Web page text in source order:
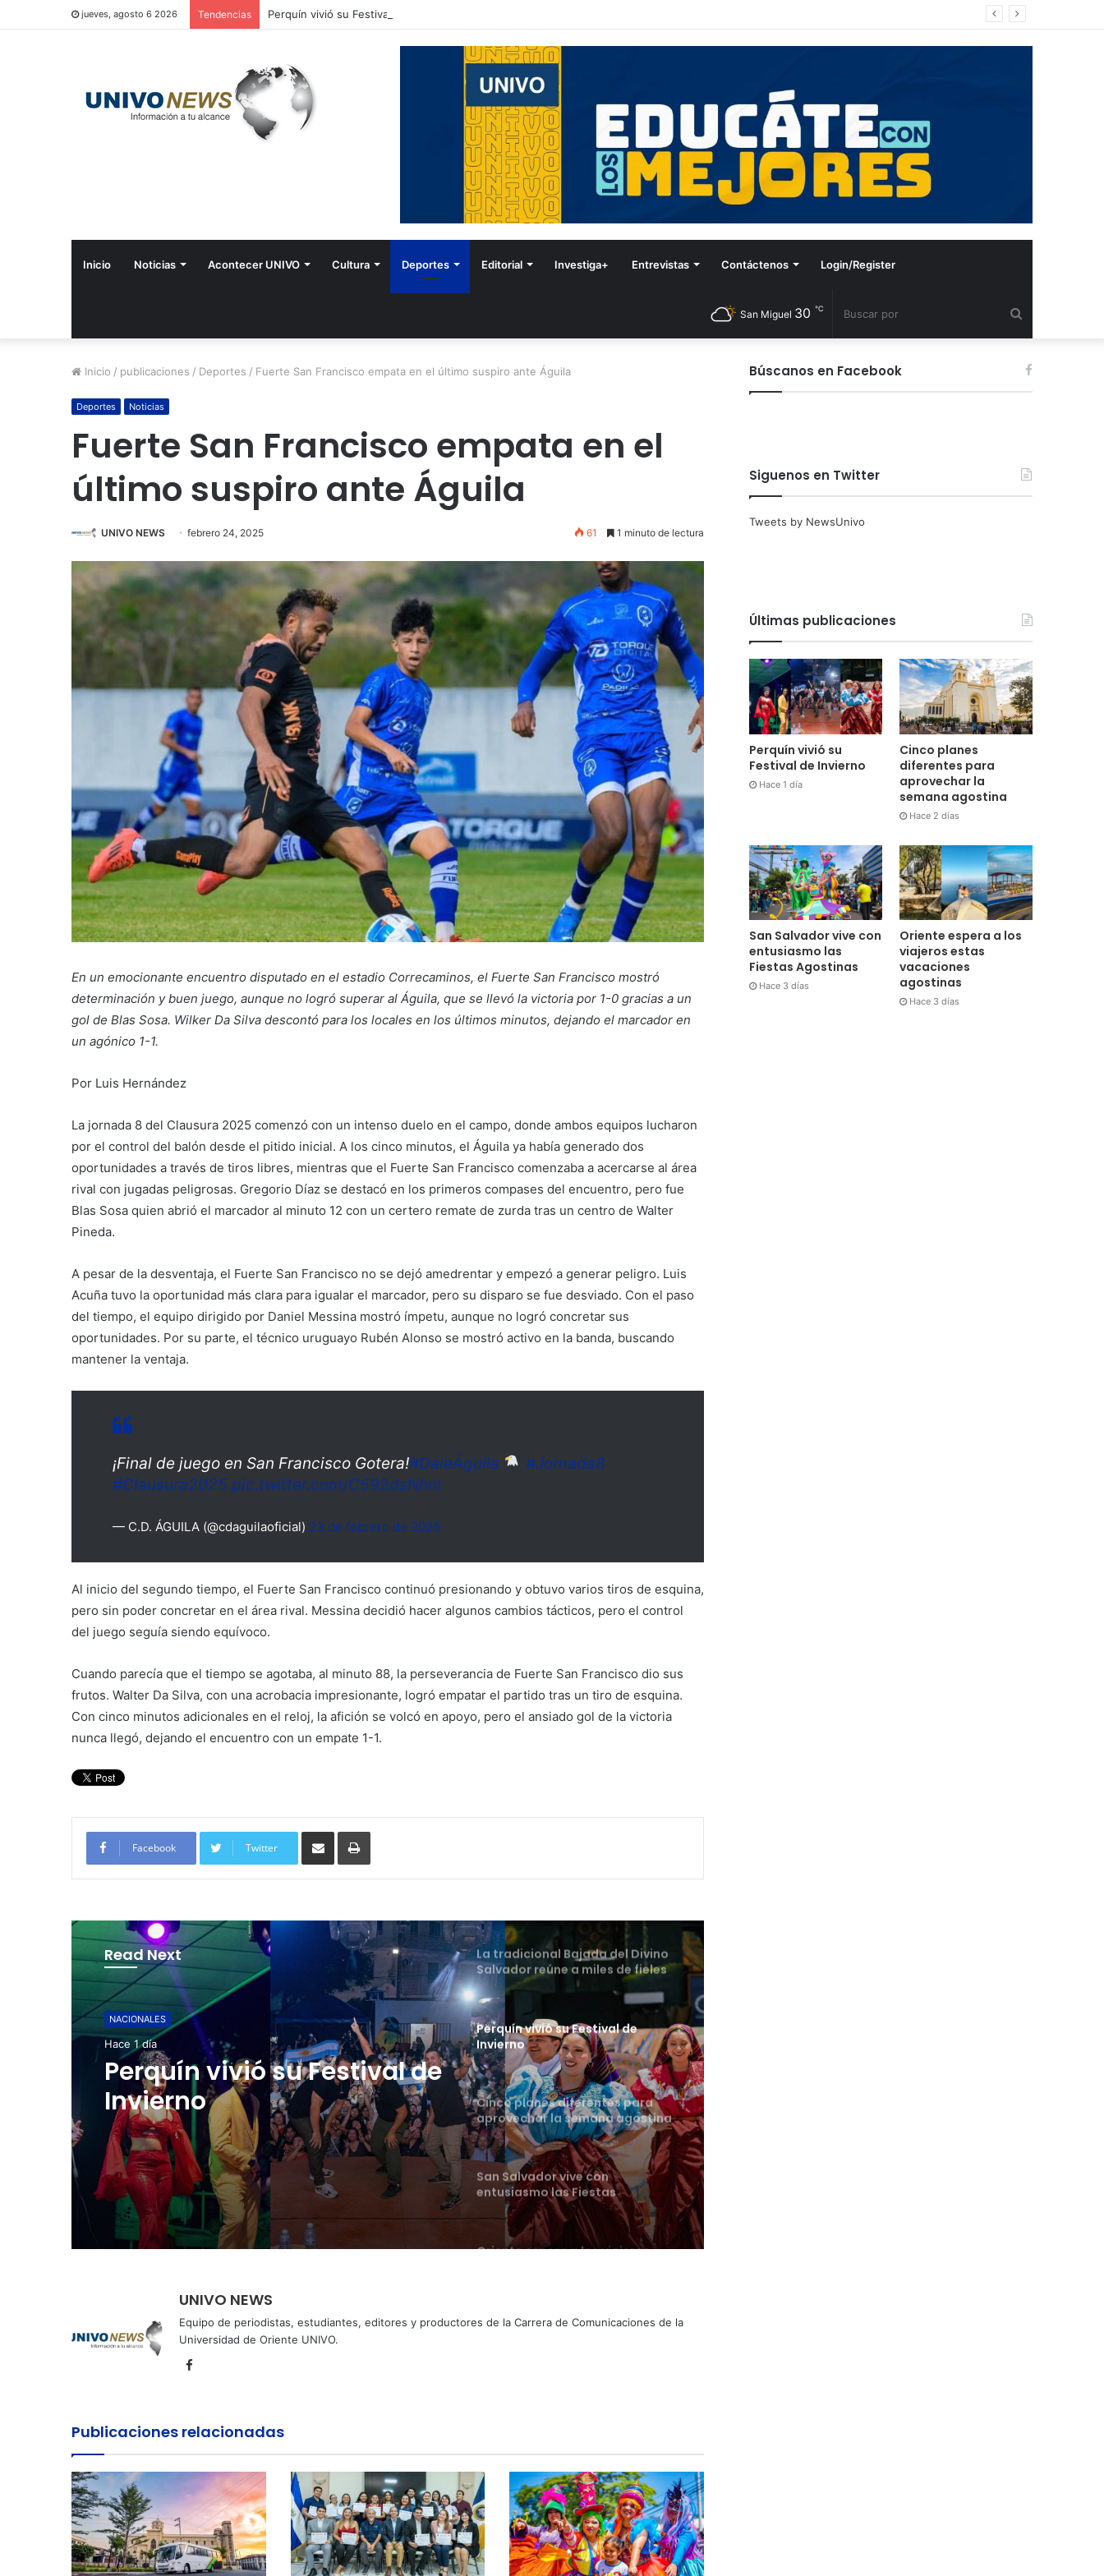
jueves, agosto 6 2026 Tendencias Perquín vivió su Festival de Invierno
Inicio Noticias Acontecer UNIVO Cultura Deportes Editorial Investiga+ Entrevistas Contáctenos Login/Register
por
San Miguel 30 ℃
Inicio / publicaciones / Deportes / Fuerte San Francisco empata en el último suspiro ante Águila
Deportes Noticias
Fuerte San Francisco empata en el
último suspiro ante Águila
UNIVO NEWS febrero 24, 2025 61 1 minuto de lectura
En un emocionante encuentro disputado en el estadio Correcaminos, el Fuerte San Francisco mostró
determinación y buen juego, aunque no logró superar al Águila, que se llevó la victoria por 1-0 gracias a un
gol de Blas Sosa. Wilker Da Silva descontó para los locales en los últimos minutos, dejando el marcador en
un agónico 1-1.
Por Luis Hernández
La jornada 8 del Clausura 2025 comenzó con un intenso duelo en el campo, donde ambos equipos lucharon
por el control del balón desde el pitido inicial. A los cinco minutos, el Águila ya había generado dos
oportunidades a través de tiros libres, mientras que el Fuerte San Francisco comenzaba a acercarse al área
rival con jugadas peligrosas. Gregorio Díaz se destacó en los primeros compases del encuentro, pero fue
Blas Sosa quien abrió el marcador al minuto 12 con un certero remate de zurda tras un centro de Walter
Pineda.
A pesar de la desventaja, el Fuerte San Francisco no se dejó amedrentar y empezó a generar peligro. Luis
Acuña tuvo la oportunidad más clara para igualar el marcador, pero su disparo se fue desviado. Con el paso
del tiempo, el equipo dirigido por Daniel Messina mostró ímpetu, aunque no logró concretar sus
oportunidades. Por su parte, el técnico uruguayo Rubén Alonso se mostró activo en la banda, buscando
mantener la ventaja.
¡Final de juego en San Francisco Gotera!#DaleÁguila
#Jornada8
#Clausura2025 pic.twitter.com/C592dsNhnl
— C.D. ÁGUILA (@cdaguilaoficial) 23 de febrero de 2025
Al inicio del segundo tiempo, el Fuerte San Francisco continuó presionando y obtuvo varios tiros de esquina,
pero sin poder concretar en el área rival. Messina decidió hacer algunos cambios tácticos, pero el control
del juego seguía siendo equívoco.
Cuando parecía que el tiempo se agotaba, al minuto 88, la perseverancia de Fuerte San Francisco dio sus
frutos. Walter Da Silva, con una acrobacia impresionante, logró empatar el partido tras un tiro de esquina.
Con cinco minutos adicionales en el reloj, la afición se volcó en apoyo, pero el ansiado gol de la victoria
nunca llegó, dejando el encuentro con un empate 1-1.
Facebook Twitter
Compartir por correo electrónicoImprimir
Read Next
NACIONALES
Hace 2 días
Cinco planes diferentes
para aprovechar la
semana agostina
Óscar Romero inicia recorrido
hacia Ciudad Barrios
los futuros periodistas
prácticas en su Laboratorio de
Comunicaciones
Licenciatura en Turismo de la
profesionales del futuro
La tradicional Bajada del Divino
Perquín vivió su Festival de
Invierno
Cinco planes diferentes para
aprovechar la semana agostina
San Salvador vive con
entusiasmo las Fiestas
Agostinas
Oriente espera a los viajeros
estas vacaciones agostinas
Suben los precios de los
Peregrinación Camino de San
Licenciatura en Turismo de la
UNIVO forma profesionales con
una preparación práctica e
integral
La universidad que forma a los
profesionales del futuro
UNIVO NEWS
Equipo de periodistas, estudiantes, editores y productores de la Carrera de Comunicaciones de la
Universidad de Oriente UNIVO.
Facebook
Publicaciones relacionadas
Búscanos en Facebook
Siguenos en Twitter
Tweets by NewsUnivo
Últimas publicaciones
Perquín vivió su
Festival de Invierno
Hace 1 día
Cinco planes
diferentes para
aprovechar la
semana agostina
Hace 2 días
San Salvador vive con
entusiasmo las
Fiestas Agostinas
Hace 3 días
Oriente espera a los
viajeros estas
vacaciones
agostinas
Hace 3 días